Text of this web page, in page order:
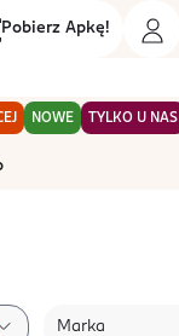
Pobierz Apkę!
NOWE TYLKO U NAS
Marka